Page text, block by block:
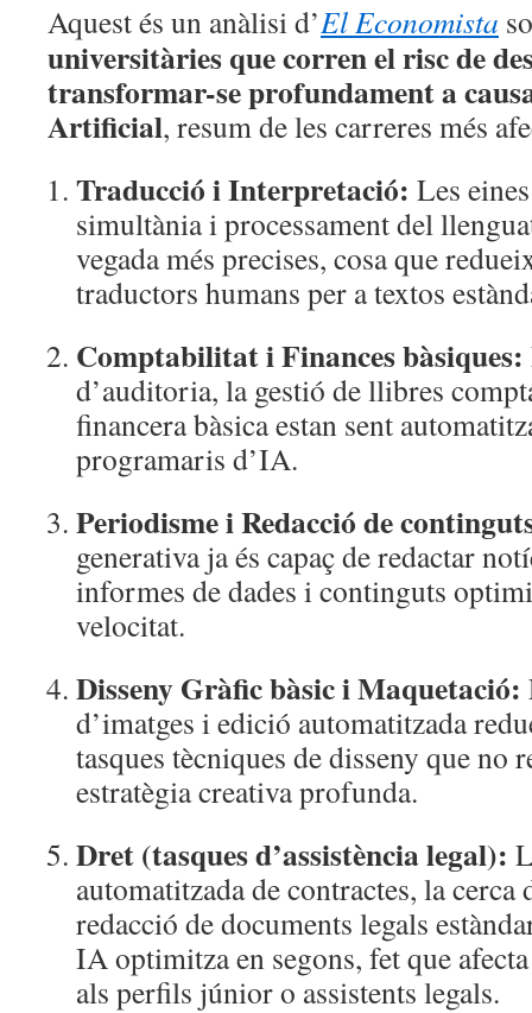
Aquest és un anàlisi d’El Economista
universitàries que corren el risc de
transformar-se profundament a
Artificial, resum de les carreres més
Traducció i Interpretació: Les
simultània i processament del
vegada més precises, cosa que
traductors humans per a textos
Comptabilitat i Finances bàsiques:
d’auditoria, la gestió de llibres
financera bàsica estan sent
programaris d’IA.
Periodisme i Redacció de
generativa ja és capaç de redactar
informes de dades i continguts
velocitat.
Disseny Gràfic bàsic i Maquetació:
d’imatges i edició automatitzada
tasques tècniques de disseny que no
estratègia creativa profunda.
Dret (tasques d’assistència legal):
automatitzada de contractes, la
redacció de documents legals
IA optimitza en segons, fet que
als perfils júnior o assistents legals.